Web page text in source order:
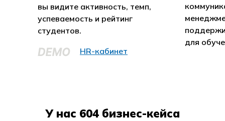
вы видите активность, темп,
успеваемость и рейтинг
студентов.
HR-кабинет
для
У нас 604 бизнес-кейса